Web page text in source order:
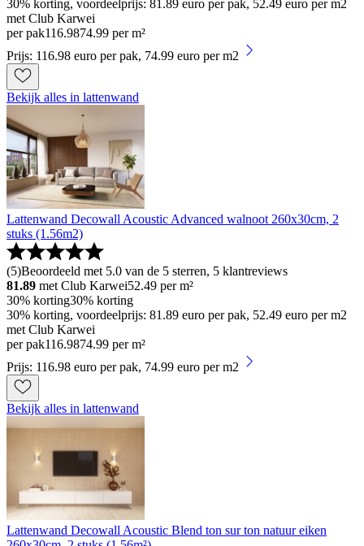
30% korting, voordeelprijs: 81.89 euro per pak, 52.49 euro per m2
met Club Karwei
per pak116.9874.99 per m²
Prijs: 116.98 euro per pak, 74.99 euro per m2
Bekijk alles in lattenwand
Lattenwand Decowall Acoustic Advanced walnoot 260x30cm, 2
stuks (1.56m2)
(5)Beoordeeld met 5.0 van de 5 sterren, 5 klantreviews
81.89 met Club Karwei52.49 per m²
30% korting30% korting
30% korting, voordeelprijs: 81.89 euro per pak, 52.49 euro per m2
met Club Karwei
per pak116.9874.99 per m²
Prijs: 116.98 euro per pak, 74.99 euro per m2
Bekijk alles in lattenwand
Lattenwand Decowall Acoustic Blend ton sur ton natuur eiken